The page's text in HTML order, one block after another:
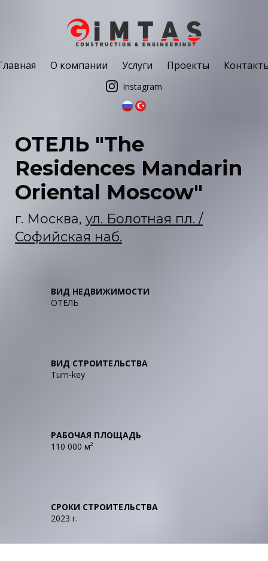
О компании Услуги Проекты
Instagram
ОТЕЛЬ "The
Residences Mandarin
Oriental Moscow"
г. Москва, ул. Болотная пл. /
Софийская наб.
ВИД НЕДВИЖИМОСТИ
ОТЕЛЬ
ВИД СТРОИТЕЛЬСТВА
Turn-key
РАБОЧАЯ ПЛОЩАДЬ
110 000 м²
СРОКИ СТРОИТЕЛЬСТВА
2023 г.